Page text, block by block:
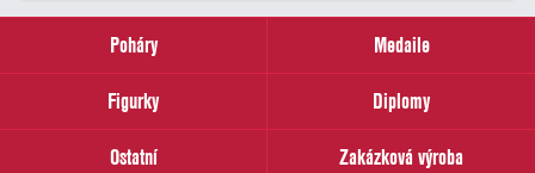
email
Poháry
Medaile
Figurky
Diplomy
Ostatní
Zakázková výroba